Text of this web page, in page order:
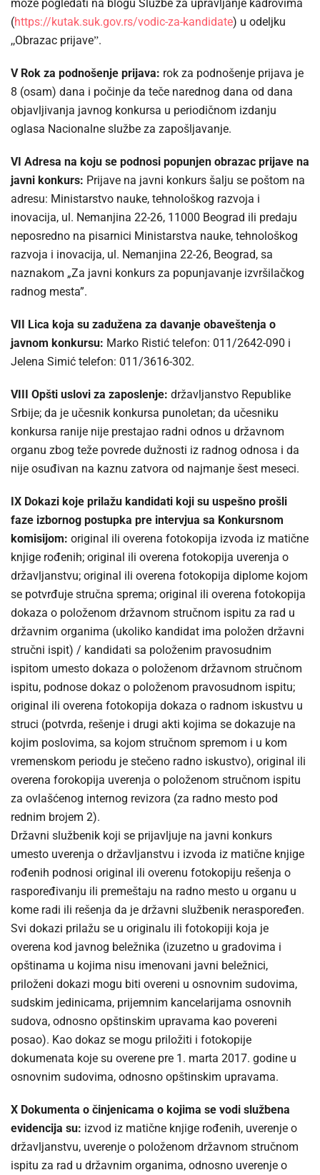
može pogledati na blogu Službe za upravljanje kadrovima
(https://kutak.suk.gov.rs/vodic-za-kandidate) u odeljku
,,Obrazac prijaveˮ.
V Rok za podnošenje prijava: rok za podnošenje prijava je
8 (osam) dana i počinje da teče narednog dana od dana
objavljivanja javnog konkursa u periodičnom izdanju
oglasa Nacionalne službe za zapošljavanje.
VI Adresa na koju se podnosi popunjen obrazac prijave na
javni konkurs: Prijave na javni konkurs šalju se poštom na
adresu: Ministarstvo nauke, tehnološkog razvoja i
inovacija, ul. Nemanjina 22-26, 11000 Beograd ili predaju
neposredno na pisarnici Ministarstva nauke, tehnološkog
razvoja i inovacija, ul. Nemanjina 22-26, Beograd, sa
naznakom „Za javni konkurs za popunjavanje izvršilačkog
radnog mesta”.
VII Lica koja su zadužena za davanje obaveštenja o
javnom konkursu: Marko Ristić telefon: 011/2642-090 i
Jelena Simić telefon: 011/3616-302.
VIII Opšti uslovi za zaposlenje: državljanstvo Republike
Srbije; da je učesnik konkursa punoletan; da učesniku
konkursa ranije nije prestajao radni odnos u državnom
organu zbog teže povrede dužnosti iz radnog odnosa i da
nije osuđivan na kaznu zatvora od najmanje šest meseci.
IX Dokazi koje prilažu kandidati koji su uspešno prošli
faze izbornog postupka pre intervjua sa Konkursnom
komisijom: original ili overena fotokopija izvoda iz matične
knjige rođenih; original ili overena fotokopija uverenja o
državljanstvu; original ili overena fotokopija diplome kojom
se potvrđuje stručna sprema; original ili overena fotokopija
dokaza o položenom državnom stručnom ispitu za rad u
državnim organima (ukoliko kandidat ima položen državni
stručni ispit) / kandidati sa položenim pravosudnim
ispitom umesto dokaza o položenom državnom stručnom
ispitu, podnose dokaz o položenom pravosudnom ispitu;
original ili overena fotokopija dokaza o radnom iskustvu u
struci (potvrda, rešenje i drugi akti kojima se dokazuje na
kojim poslovima, sa kojom stručnom spremom i u kom
vremenskom periodu je stečeno radno iskustvo), original ili
overena forokopija uverenja o položenom stručnom ispitu
za ovlašćenog internog revizora (za radno mesto pod
rednim brojem 2).
Državni službenik koji se prijavljuje na javni konkurs
umesto uverenja o državljanstvu i izvoda iz matične knjige
rođenih podnosi original ili overenu fotokopiju rešenja o
raspoređivanju ili premeštaju na radno mesto u organu u
kome radi ili rešenja da je državni službenik neraspoređen.
Svi dokazi prilažu se u originalu ili fotokopiji koja je
overena kod javnog beležnika (izuzetno u gradovima i
opštinama u kojima nisu imenovani javni beležnici,
priloženi dokazi mogu biti overeni u osnovnim sudovima,
sudskim jedinicama, prijemnim kancelarijama osnovnih
sudova, odnosno opštinskim upravama kao povereni
posao). Kao dokaz se mogu priložiti i fotokopije
dokumenata koje su overene pre 1. marta 2017. godine u
osnovnim sudovima, odnosno opštinskim upravama.
X Dokumenta o činjenicama o kojima se vodi službena
evidencija su: izvod iz matične knjige rođenih, uverenje o
državljanstvu, uverenje o položenom državnom stručnom
ispitu za rad u državnim organima, odnosno uverenje o